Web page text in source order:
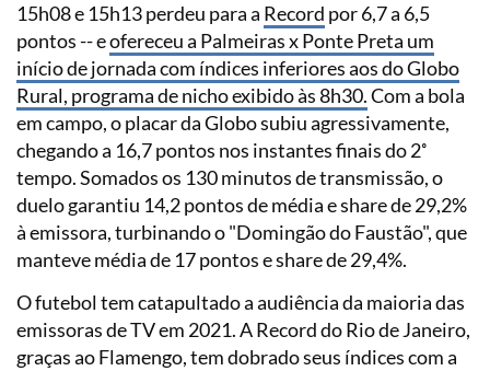
15h08 e 15h13 perdeu para a Record por 6,7 a 6,5
pontos -- eofereceu a Palmeiras x Ponte Preta um
início de jornada com índices inferiores aos do Globo
Rural, programa de nicho exibido às 8h30.Com a bola
em campo, o placar da Globo subiu agressivamente,
chegando a 16,7 pontos nos instantes finais do 2˚
tempo. Somados os 130 minutos de transmissão, o
duelo garantiu 14,2 pontos de média e share de 29,2%
à emissora, turbinando o "Domingão do Faustão", que
manteve média de 17 pontos e share de 29,4%.
O futebol tem catapultado a audiência da maioria das
emissoras de TV em 2021. A Record do Rio de Janeiro,
graças ao Flamengo, tem dobrado seus índices com a